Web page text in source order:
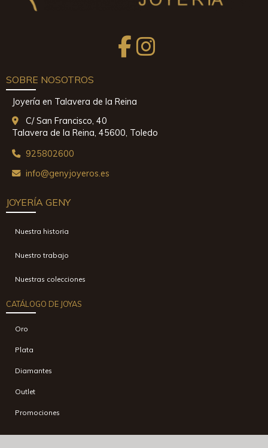
SOBRE NOSOTROS
Joyería en Talavera de la Reina
C/ San Francisco, 40
Talavera de la Reina, 45600, Toledo
925802600
info
genyjoyeros.es
JOYERÍA GENY
Nuestra historia
Nuestro trabajo
Nuestras colecciones
CATÁLOGO DE JOYAS
Oro
Plata
Diamantes
Outlet
Promociones